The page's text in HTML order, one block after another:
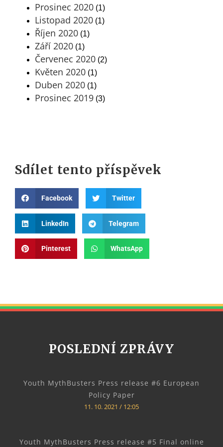
Prosinec 2020 (1)
Listopad 2020 (1)
Říjen 2020 (1)
Září 2020 (1)
Červenec 2020 (2)
Květen 2020 (1)
Duben 2020 (1)
Prosinec 2019 (3)
Sdílet tento příspěvek
Facebook Twitter
LinkedIn Telegram
Pinterest WhatsApp
POSLEDNÍ ZPRÁVY
Youth MythBusters Press release #6 European
Policy Paper
11. 10. 2021 12:05
Youth MythBusters Press release #5 Final online